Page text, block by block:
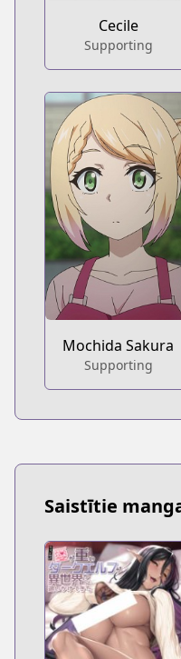
Cecile
Supporting
Mochida Sakura
Supporting
Saistītie